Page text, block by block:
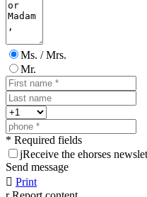
Ms. / Mrs.
Mr.
* Required fields
jReceive the ehorses
Send message
 Print